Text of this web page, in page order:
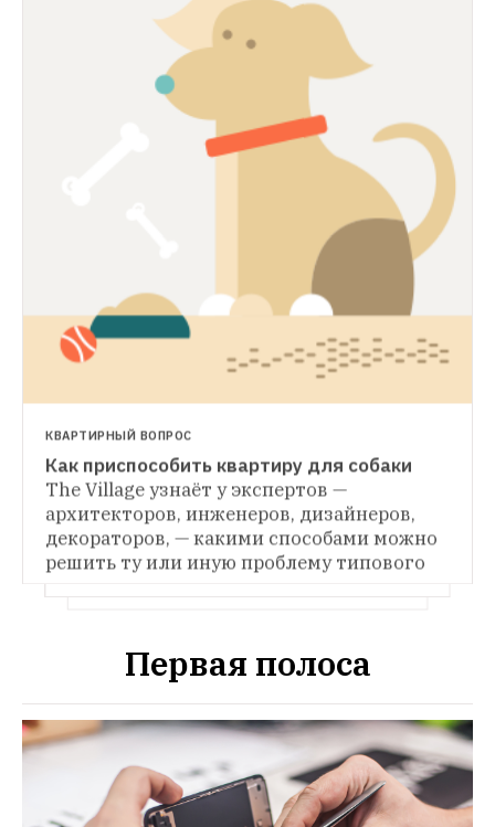
волонтёров и их питомцев
ЛЮДИ В ГОРОДЕ
«Я посмотрел ей в глаза и утонул»:
Почему невозможно
остановиться на одном хаски и как их
от двух до 16 хаски
КВАРТИРНЫЙ ВОПРОС
Как приспособить квартиру для собаки
The Village узнаёт у экспертов —
архитекторов, инженеров, дизайнеров,
декораторов, — какими способами можно
решить ту или иную проблему типового
Первая полоса